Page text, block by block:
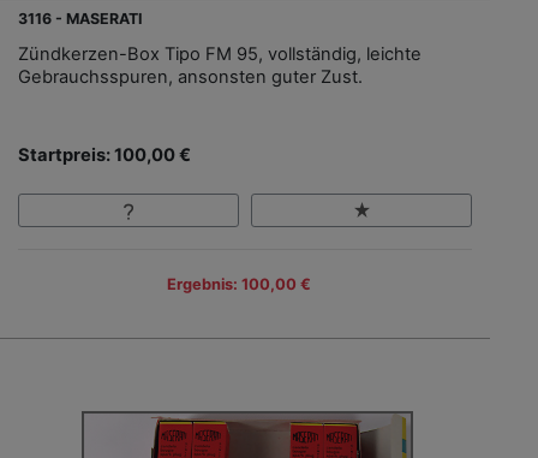
3116 - MASERATI
Zündkerzen-Box Tipo FM 95, vollständig, leichte
Gebrauchsspuren, ansonsten guter Zust.
Startpreis: 100,00 €
Ergebnis: 100,00 €